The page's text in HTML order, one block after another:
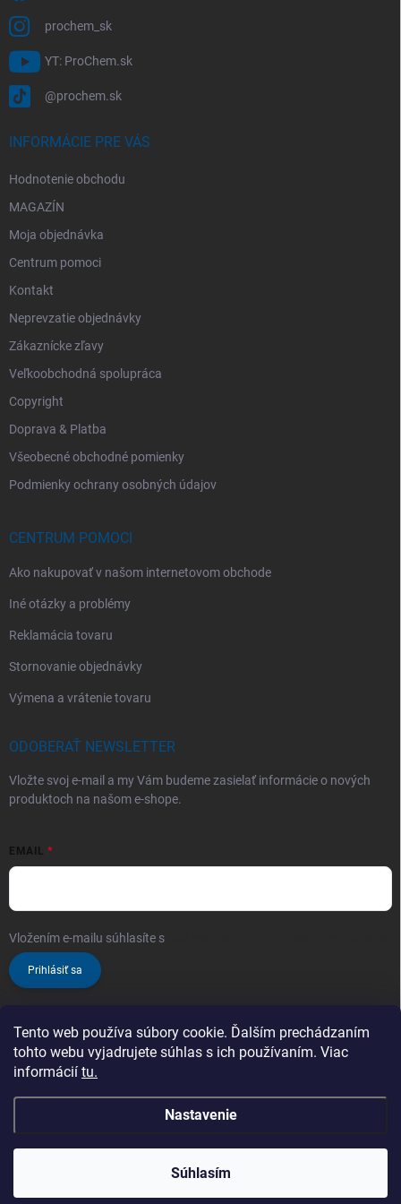
Tento web používa súbory cookie. Ďalším prechádzaním
tohto webu vyjadrujete súhlas s ich používaním. Viac
informácií tu.
Nastavenie
Súhlasím
Zaregistrujte sa a nakupujte ešte výhodnejšie!
prochem_sk
YT: ProChem.sk
@prochem.sk
INFORMÁCIE PRE VÁS
Hodnotenie obchodu
MAGAZÍN
Moja objednávka
Centrum pomoci
Kontakt
Neprevzatie objednávky
Zákaznícke zľavy
Veľkoobchodná spolupráca
Copyright
Doprava & Platba
Všeobecné obchodné pomienky
Podmienky ochrany osobných údajov
CENTRUM POMOCI
Ako nakupovať v našom internetovom obchode
Iné otázky a problémy
Reklamácia tovaru
Stornovanie objednávky
Výmena a vrátenie tovaru
ODOBERAŤ NEWSLETTER
Vložte svoj e-mail a my Vám budeme zasielať informácie o nových
produktoch na našom e-shope.
EMAIL
Vložením e-mailu súhlasíte s
Prihlásiť sa
Copyright 2026ProChem.sk - Oficiálny predajca značky TENZI. Všetky
práva vyhradené.